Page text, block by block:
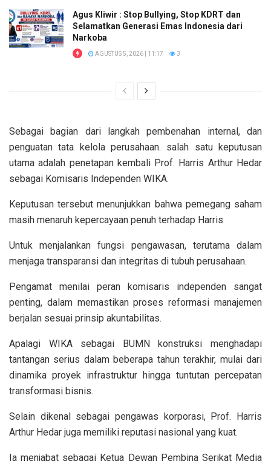
Agus Kliwir : Stop Bullying, Stop KDRT dan
Selamatkan Generasi Emas Indonesia dari
Narkoba
AGUSTUS 5, 2026 | 11:17 3
Sebagai bagian dari langkah pembenahan internal, dan
penguatan tata kelola perusahaan. salah satu keputusan
utama adalah penetapan kembali Prof. Harris Arthur Hedar
sebagai Komisaris Independen WIKA.
Keputusan tersebut menunjukkan bahwa pemegang saham
masih menaruh kepercayaan penuh terhadap Harris
Untuk menjalankan fungsi pengawasan, terutama dalam
menjaga transparansi dan integritas di tubuh perusahaan.
Pengamat menilai peran komisaris independen sangat
penting, dalam memastikan proses reformasi manajemen
berjalan sesuai prinsip akuntabilitas.
Apalagi WIKA sebagai BUMN konstruksi menghadapi
tantangan serius dalam beberapa tahun terakhir, mulai dari
dinamika proyek infrastruktur hingga tuntutan percepatan
transformasi bisnis.
Selain dikenal sebagai pengawas korporasi, Prof. Harris
Arthur Hedar juga memiliki reputasi nasional yang kuat.
Ia menjabat sebagai Ketua Dewan Pembina Serikat Media